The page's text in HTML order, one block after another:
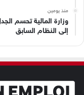
منذ يومين
وزارة المالية تحسم
إلى النظام السابق